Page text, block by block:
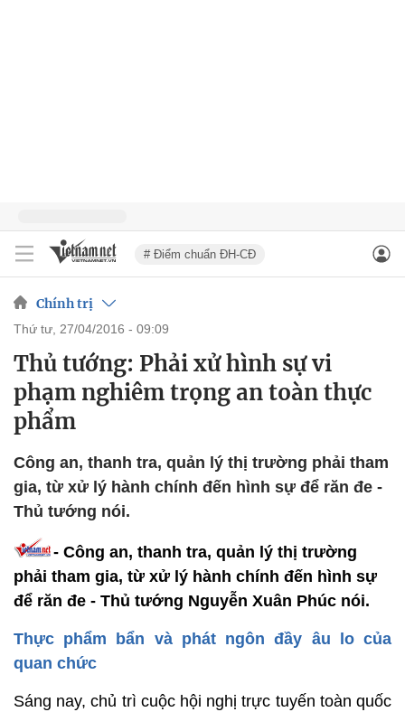
# Điểm chuẩn ĐH-CĐ
Chính trị
thứ tư, 27/04/2016 - 09:09
Thủ tướng: Phải xử hình sự vi
phạm nghiêm trọng an toàn thực
phẩm
Công an, thanh tra, quản lý thị trường phải tham
gia, từ xử lý hành chính đến hình sự để răn đe -
Thủ tướng nói.
- Công an, thanh tra, quản lý thị trường
phải tham gia, từ xử lý hành chính đến hình sự
để răn đe - Thủ tướng Nguyễn Xuân Phúc nói.
Thực phẩm bẩn và phát ngôn đầy âu lo của
quan chức
Sáng nay, chủ trì cuộc hội nghị trực tuyến toàn quốc